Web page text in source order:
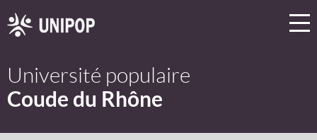
Université populaire
Coude du Rhône